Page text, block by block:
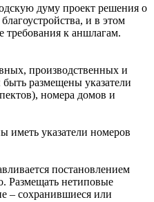
думу проект решения о
и в этом
требования к аншлагам.
производственных и
размещены указатели
номера домов и
иметь указатели номеров
постановлением
Размещать нетиповые
– сохранившиеся или